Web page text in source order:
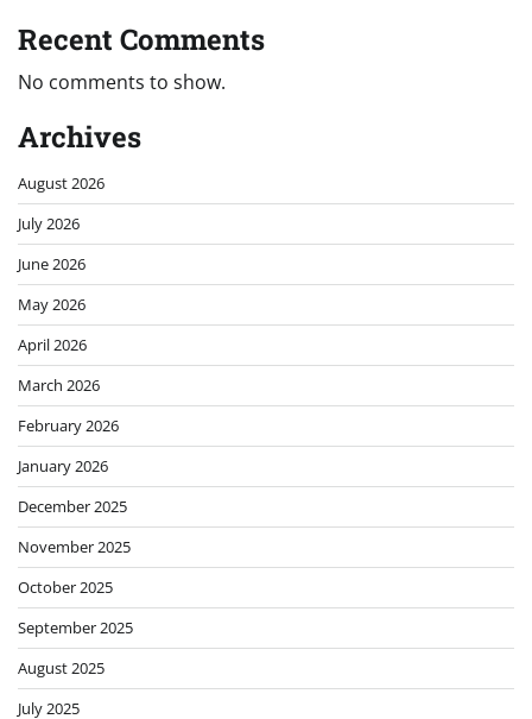
Recent Comments
No comments to show.
Archives
August 2026
July 2026
June 2026
May 2026
April 2026
March 2026
February 2026
January 2026
December 2025
November 2025
October 2025
September 2025
August 2025
July 2025